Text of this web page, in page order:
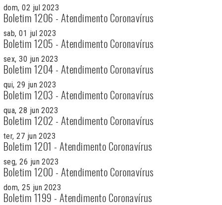
dom, 02 jul 2023
Boletim 1206 - Atendimento Coronavírus
sab, 01 jul 2023
Boletim 1205 - Atendimento Coronavírus
sex, 30 jun 2023
Boletim 1204 - Atendimento Coronavírus
qui, 29 jun 2023
Boletim 1203 - Atendimento Coronavírus
qua, 28 jun 2023
Boletim 1202 - Atendimento Coronavírus
ter, 27 jun 2023
Boletim 1201 - Atendimento Coronavírus
seg, 26 jun 2023
Boletim 1200 - Atendimento Coronavírus
dom, 25 jun 2023
Boletim 1199 - Atendimento Coronavírus